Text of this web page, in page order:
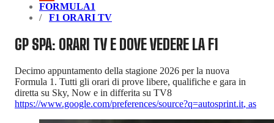
FORMULA1
F1 ORARI TV
GP SPA: ORARI TV E DOVE VEDERE LA F1
Decimo appuntamento della stagione 2026 per la nuova
Formula 1. Tutti gli orari di prove libere, qualifiche e gara in
diretta su Sky, Now e in differita su TV8
https://www.google.com/preferences/source?q=autosprint.it, as